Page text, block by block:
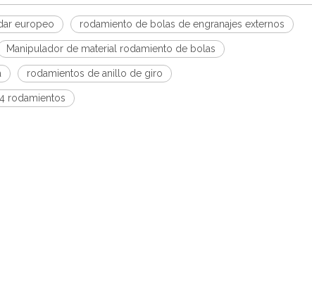
europeo rodamiento de bolas de engranajes externos
Manipulador de material rodamiento de bolas
rodamientos de anillo de giro
rodamientos